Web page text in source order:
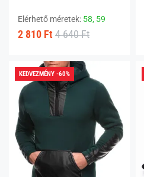
Elérhető méretek: 58, 59
2 810 Ft 4 640 Ft
KEDVEZMÉNY -60%